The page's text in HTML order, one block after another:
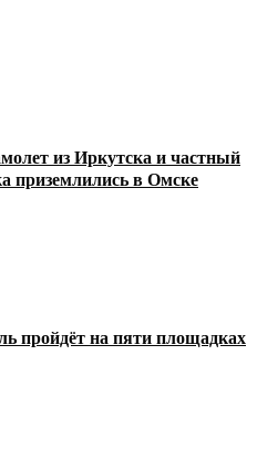
из Иркутска и частный
приземлились в Омске
пройдёт на пяти площадках